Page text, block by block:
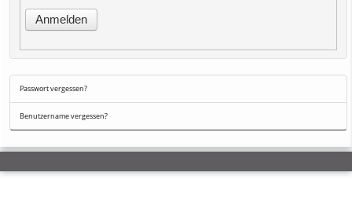
Anmelden
Passwort vergessen?
Benutzername vergessen?